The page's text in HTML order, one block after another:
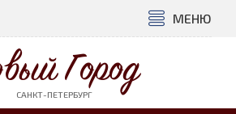
МЕНЮ
Город
САНКТ-ПЕТЕРБУРГ